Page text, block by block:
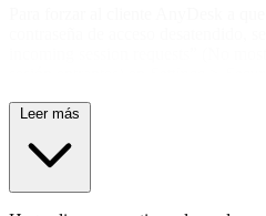
Leer más